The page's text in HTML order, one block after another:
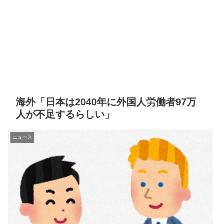
海外「日本は2040年に外国人労働者97万
人が不足するらしい」
ニュース